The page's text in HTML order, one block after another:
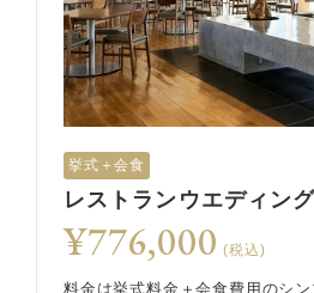
挙式＋会食
レストランウエディン
¥776,000 (税込)
料金は挙式料金＋会食費用のシン